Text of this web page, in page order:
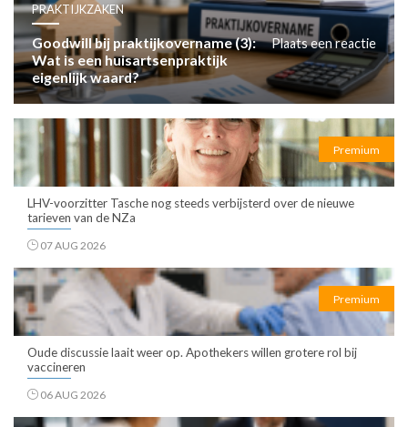
PRAKTIJKZAKEN
Goodwill bij praktijkovername (3):
Wat is een huisartsenpraktijk
eigenlijk waard?
Plaats een reactie
Premium
LHV-voorzitter Tasche nog steeds verbijsterd over de nieuwe
tarieven van de NZa
07 AUG 2026
Premium
Oude discussie laait weer op. Apothekers willen grotere rol bij
vaccineren
06 AUG 2026